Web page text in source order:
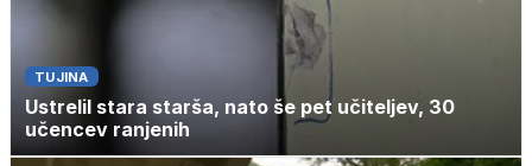
TUJINA
Ustrelil stara starša, nato še pet učiteljev, 30
učencev ranjenih